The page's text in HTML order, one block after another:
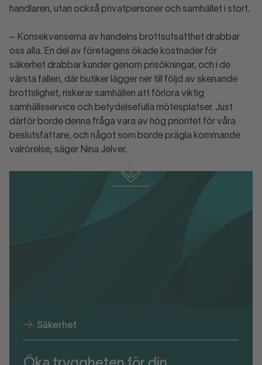
handlaren, utan också privatpersoner och samhället i stort.
– Konsekvenserna av handelns brottsutsatthet drabbar
oss alla. En del av företagens ökade kostnader för
säkerhet drabbar kunder genom prisökningar, och i de
värsta fallen, där butiker lägger ner till följd av skenande
brottslighet, riskerar samhällen att förlora viktig
samhällsservice och betydelsefulla mötesplatser. Just
därför borde denna fråga vara av hög prioritet för våra
beslutsfattare, och något som borde prägla kommande
valrörelse, säger Nina Jelver.
Säkerhet